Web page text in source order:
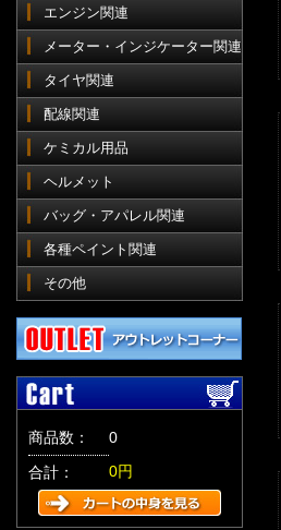
エンジン関連
メーター・インジケーター関連
タイヤ関連
配線関連
ケミカル用品
ヘルメット
バッグ・アパレル関連
各種ペイント関連
その他
商品数：
0
合計：
0円